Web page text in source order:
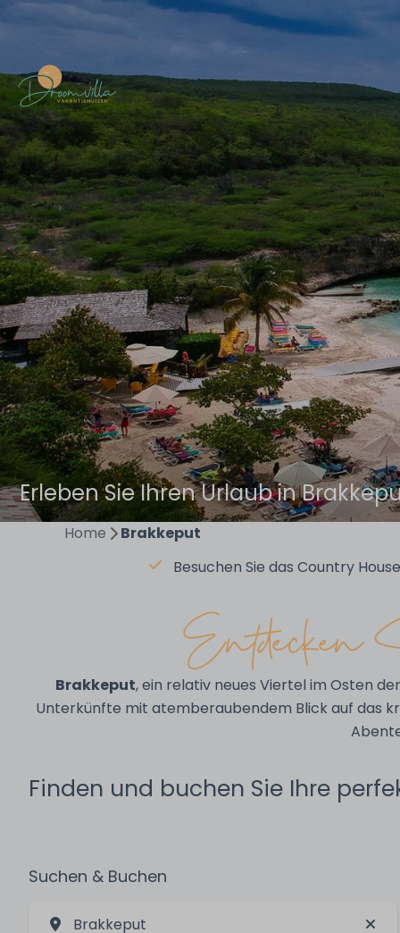
Erleben Sie Ihren Urlaub in
Home
Brakkeput
Besuchen Sie das Country
Entdecken
Brakkeput, ein relativ neues Viertel im Osten
Unterkünfte mit atemberaubendem Blick auf das
Finden und buchen Sie Ihre
Suchen & Buchen
Brakkeput